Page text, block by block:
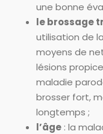
une bonne
le brossage
utilisation de
moyens de
lésions
maladie
brosser fort,
longtemps ;
l’âge : la